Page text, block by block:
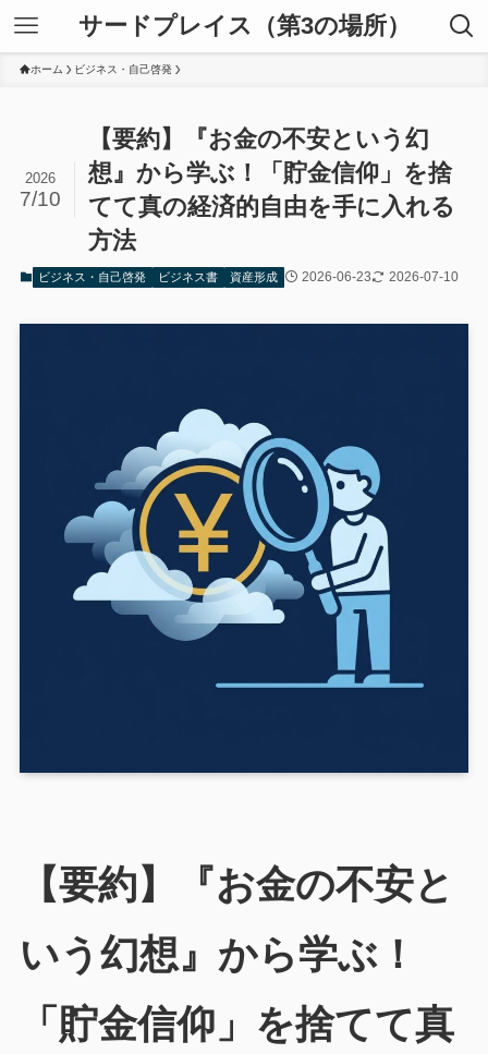
サードプレイス（第3の場所）
ホーム ビジネス・自己啓発
【要約】『お金の不安という幻
想』から学ぶ！「貯金信仰」を捨
てて真の経済的自由を手に入れる
方法
2026
7/10
ビジネス・自己啓発 ビジネス書 資産形成 2026-06-23 2026-07-10
【要約】『お金の不安と
いう幻想』から学ぶ！
「貯金信仰」を捨てて真